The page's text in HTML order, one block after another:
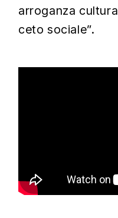
arroganza
ceto sociale”.